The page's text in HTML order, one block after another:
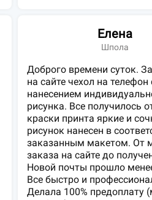
Елена
Шпола
Доброго времени суток.
на сайте чехол на телефон
нанесением
рисунка. Все получилось
краски принта яркие и
рисунок нанесен в
заказанным макетом. От
заказа на сайте до
Новой почты прошло
Все быстро и
Делала 100% предоплату